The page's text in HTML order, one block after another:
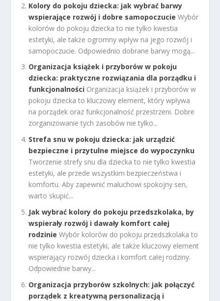
Kolory do pokoju dziecka: jak wybrać barwy
wspierające rozwój i dobre samopoczucie Wybór
kolorów do pokoju dziecka to nie tylko kwestia
estetyki, ale także ogromny wpływ na jego rozwój i
samopoczucie. Odpowiednio dobrane barwy mogą...
Organizacja książek i przyborów w pokoju
dziecka: praktyczne rozwiązania dla porządku i
funkcjonalności Organizacja książek i przyborów w
pokoju dziecka to kluczowy element, który wpływa
na porządek oraz funkcjonalność przestrzeni. Dobre
zorganizowanie tych zasobów nie tylko...
Strefa snu w pokoju dziecka: jak urządzić
bezpieczne i przytulne miejsce do wypoczynku
Tworzenie strefy snu dla dziecka to nie tylko kwestia
estetyki, ale przede wszystkim bezpieczeństwa i
komfortu. Aby zapewnić maluchowi spokojny sen,
warto skupić...
Jak wybrać kolory do pokoju przedszkolaka, by
wspierały rozwój i dawały komfort całej
rodzinie Wybór kolorów do pokoju przedszkolaka to
nie tylko kwestia estetyki, ale także kluczowy element
wspierający rozwój dziecka i komfort całej rodziny.
Odpowiednie barwy...
Organizacja przyborów szkolnych: jak połączyć
porządek z kreatywną personalizacją i